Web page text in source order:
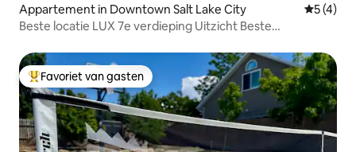
Appartement in Downtown Salt Lake City
5 (4)
Beste locatie LUX 7e verdieping Uitzicht Beste
Topfavoriet van gasten
Favoriet van gasten